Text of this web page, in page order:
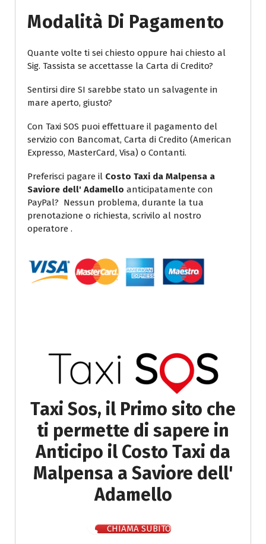
Modalità Di Pagamento
Quante volte ti sei chiesto oppure hai chiesto al
Sig. Tassista se accettasse la Carta di Credito?
Sentirsi dire SI sarebbe stato un salvagente in
mare aperto, giusto?
Con Taxi SOS puoi effettuare il pagamento del
servizio con Bancomat, Carta di Credito (American
Expresso, MasterCard, Visa) o Contanti.
Preferisci pagare il Costo Taxi da Malpensa a
Saviore dell' Adamello anticipatamente con
PayPal? Nessun problema, durante la tua
prenotazione o richiesta, scrivilo al nostro
operatore .
Taxi Sos, il Primo sito che
ti permette di sapere in
Anticipo il Costo Taxi da
Malpensa a Saviore dell'
Adamello
CHIAMA SUBITO